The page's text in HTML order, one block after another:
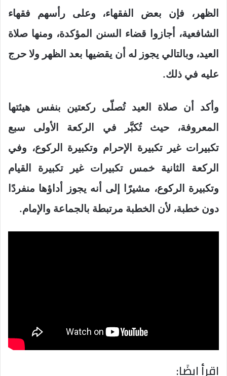
الظهر، فإن بعض الفقهاء، وعلى رأسهم فقهاء
الشافعية، أجازوا قضاء السنن المؤكدة، ومنها صلاة
العيد، وبالتالي يجوز له أن يقضيها بعد الظهر ولا حرج
عليه في ذلك.
وأكد أن صلاة العيد تُصلّى ركعتين بنفس هيئتها
المعروفة، حيث تُكبَّر في الركعة الأولى سبع
تكبيرات غير تكبيرة الإحرام وتكبيرة الركوع، وفي
الركعة الثانية خمس تكبيرات غير تكبيرة القيام
وتكبيرة الركوع، مشيرًا إلى أنه يجوز أداؤها منفردًا
دون خطبة، لأن الخطبة مرتبطة بالجماعة والإمام.
اقرأ ايضًا: